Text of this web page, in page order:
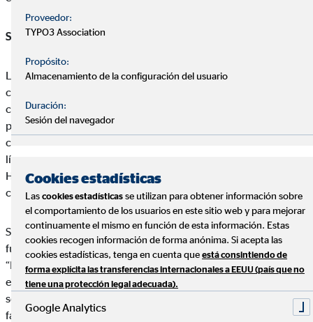
Santalucía Vida y Pensiones con Juan Hernández
La relación de OVB y Santalucía comenzó en 2011 y destaca
como uno de los principales valores que ofrece a los
consultores de OVB: “la solvencia y fortaleza financiera de
pertenecer a un gran grupo”. Con más de 7,7 millones de
clientes y más de 5,5 millones de pólizas se posicionan como
líderes en Seguros de Decesos; en 4ª posición en Seguros de
Hogar; 5ª posición en ranking Vida en primas y 9º puesto
como grupo asegurador español.
Santalucía destaca durante su intervención dos aspectos
fundamentales que son la gran puesta en valor de la compañía:
“El soporte en territorio para OVB”, los ejecutivos comerciales
estarán repartidos por todo el territorio nacional para dar un
soporte óptimo a las 67 oficinas de OVB en España que
facilitará la comunicación y consultas. Y “la ampliación de su
Proveedor:
TYPO3 Association
Propósito:
Almacenamiento de la configuración del usuario
Duración:
Sesión del navegador
Cookies estadísticas
Las cookies estadísticas se utilizan para obtener información sobre
el comportamiento de los usuarios en este sitio web y para mejorar
continuamente el mismo en función de esta información. Estas
cookies recogen información de forma anónima. Si acepta las
cookies estadísticas, tenga en cuenta que está consintiendo de
forma explícita las transferencias internacionales a EEUU (país que no
tiene una protección legal adecuada).
Google Analytics